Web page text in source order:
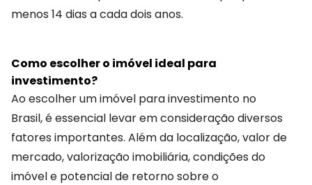
menos 14 dias a cada dois anos.
Como escolher o imóvel ideal para
investimento?
Ao escolher um imóvel para investimento no
Brasil, é essencial levar em consideração diversos
fatores importantes. Além da localização, valor de
mercado, valorização imobiliária, condições do
imóvel e potencial de retorno sobre o